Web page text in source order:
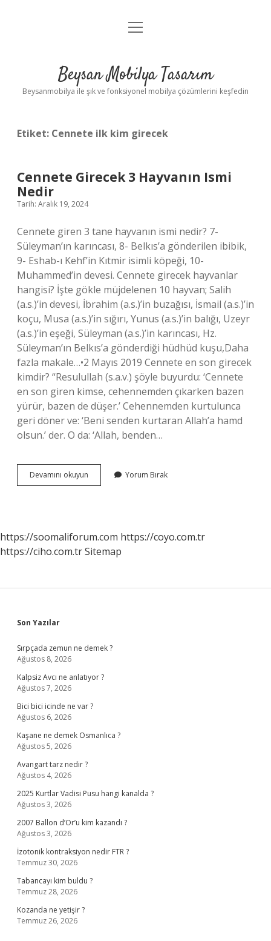
Anasayfa
Yasal Uyarı
menüyü
Beysan Mobilya Tasarım
Beysanmobilya ile şık ve fonksiyonel mobilya çözümlerini keşfedin
Etiket: Cennete ilk kim girecek
Cennete Girecek 3 Hayvanın Ismi
Nedir
Tarih: Aralık 19, 2024
Cennete giren 3 tane hayvanın ismi nedir? 7-
Süleyman’ın karıncası, 8- Belkıs’a gönderilen ibibik,
9- Eshab-ı Kehf’in Kıtmir isimli köpeği, 10-
Muhammed’in devesi. Cennete girecek hayvanlar
hangisi? İşte gökle müjdelenen 10 hayvan; Salih
(a.s.)’in devesi, İbrahim (a.s.)’in buzağısı, İsmail (a.s.)’in
koçu, Musa (a.s.)’in sığırı, Yunus (a.s.)’in balığı, Uzeyr
(a.s.)’in eşeği, Süleyman (a.s.)’in karıncası, Hz.
Süleyman’ın Belkıs’a gönderdiği hüdhüd kuşu,Daha
fazla makale…•2 Mayıs 2019 Cennete en son girecek
kimdir? “Resulullah (s.a.v.) şöyle buyurdu: ‘Cennete
en son giren kimse, cehennemden çıkarken bazen
yürür, bazen de düşer.’ Cehennemden kurtulunca
geri döner ve: ‘Beni senden kurtaran Allah’a hamd
olsun.’ der. O da: ‘Allah, benden…
Devamını okuyun Cennete
Girecek
Yorum Bırak
https://soomaliforum.com https://coyo.com.tr
https://ciho.com.trSitemap
Sidebar
Son Yazılar
Sırpçada zemun ne demek ?
Ağustos 8, 2026
Kalpsiz Avcı ne anlatıyor ?
Ağustos 7, 2026
Bici bici icinde ne var ?
Ağustos 6, 2026
Kaşane ne demek Osmanlıca ?
Ağustos 5, 2026
Avangart tarz nedir ?
Ağustos 4, 2026
2025 Kurtlar Vadisi Pusu hangi kanalda ?
Ağustos 3, 2026
2007 Ballon d’Or’u kim kazandı ?
Ağustos 3, 2026
İzotonik kontraksiyon nedir FTR ?
Temmuz 30, 2026
Tabancayı kim buldu ?
Temmuz 28, 2026
Kozanda ne yetişir ?
Temmuz 26, 2026